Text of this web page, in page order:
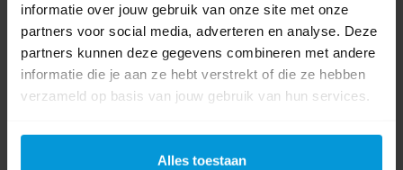
informatie over jouw gebruik van onze site met onze
partners voor social media, adverteren en analyse. Deze
partners kunnen deze gegevens combineren met andere
informatie die je aan ze hebt verstrekt of die ze hebben
verzameld op basis van jouw gebruik van hun services.
Alles toestaan
0 beoordeling(en)
Schrijf als eerste voor dit product een beoordeling